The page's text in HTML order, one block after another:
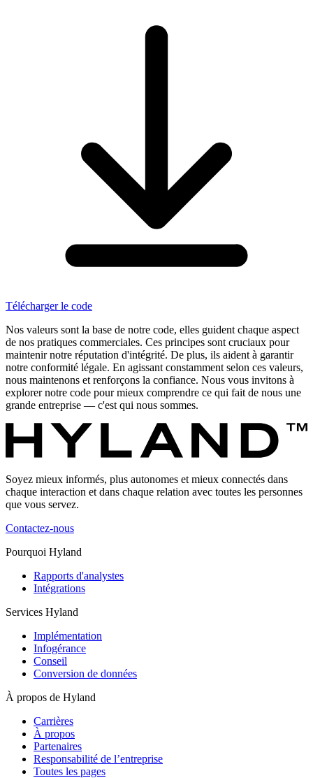
Télécharger le code
Nos valeurs sont la base de notre code, elles guident chaque aspect
de nos pratiques commerciales. Ces principes sont cruciaux pour
maintenir notre réputation d'intégrité. De plus, ils aident à garantir
notre conformité légale. En agissant constamment selon ces valeurs,
nous maintenons et renforçons la confiance. Nous vous invitons à
explorer notre code pour mieux comprendre ce qui fait de nous une
grande entreprise — c'est qui nous sommes.
Soyez mieux informés, plus autonomes et mieux connectés dans
chaque interaction et dans chaque relation avec toutes les personnes
que vous servez.
Contactez-nous
Pourquoi Hyland
Rapports d'analystes
Intégrations
Services Hyland
Implémentation
Infogérance
Conseil
Conversion de données
À propos de Hyland
Carrières
À propos
Partenaires
Responsabilité de l’entreprise
Toutes les pages